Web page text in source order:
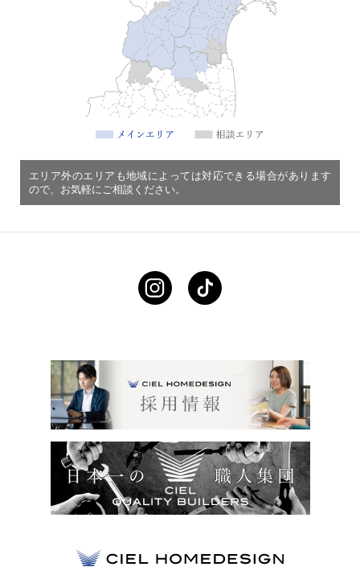
エリア外のエリアも地域によっては対応できる場合があります
ので、お気軽にご相談ください。